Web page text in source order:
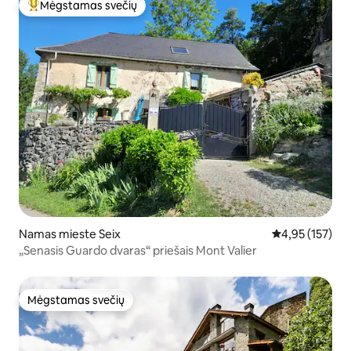
Svečių mėgstamiausias
Mėgstamas svečių
Namas mieste Seix Vidutinis
4,95 (157)
„Senasis Guardo dvaras“ priešais Mont Valier
Mėgstamas svečių
Mėgstamas svečių